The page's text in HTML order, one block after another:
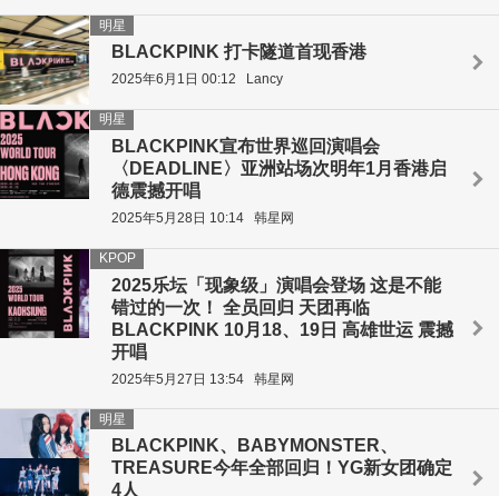
BLACKPINK 打卡隧道首现香港
明星
2025年6月1日 00:12 Lancy
BLACKPINK宣布世界巡回演唱会
〈DEADLINE〉亚洲站场次明年1月香港启
德震撼开唱
明星
2025年5月28日 10:14 韩星网
2025乐坛「现象级」演唱会登场 这是不能
错过的一次！ 全员回归 天团再临
BLACKPINK 10月18、19日 高雄世运 震撼
开唱
KPOP
2025年5月27日 13:54 韩星网
BLACKPINK、BABYMONSTER、
TREASURE今年全部回归！YG新女团确定
4人
明星